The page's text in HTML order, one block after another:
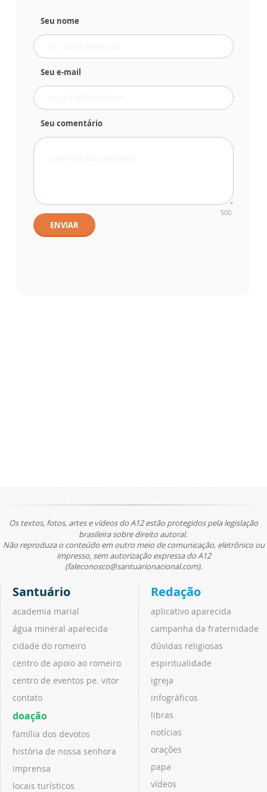
Seu nome
Seu e-mail
Seu comentário
500
ENVIAR
Os textos, fotos, artes e vídeos do A12 estão protegidos pela legislação
brasileira sobre direito autoral.
Não reproduza o conteúdo em outro meio de comunicação, eletrônico ou
impresso, sem autorização expressa do A12
(faleconosco@santuarionacional.com).
Santuário
academia marial
água mineral aparecida
cidade do romeiro
centro de apoio ao romeiro
centro de eventos pe. vitor
contato
doação
família dos devotos
história de nossa senhora
imprensa
locais turísticos
Redação
aplicativo aparecida
campanha da fraternidade
dúvidas religiosas
espiritualidade
igreja
infográficos
libras
notícias
orações
papa
vídeos